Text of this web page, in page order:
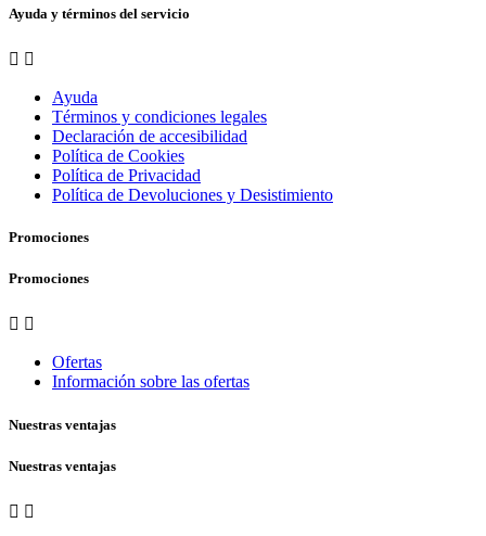
Ayuda y términos del servicio
 
Ayuda
Términos y condiciones legales
Declaración de accesibilidad
Política de Cookies
Política de Privacidad
Política de Devoluciones y Desistimiento
Promociones
Promociones
 
Ofertas
Información sobre las ofertas
Nuestras ventajas
Nuestras ventajas
 